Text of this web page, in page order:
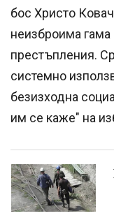
бос Христо
неизброима
престъпления.
системно
безизходна
им се каже" на